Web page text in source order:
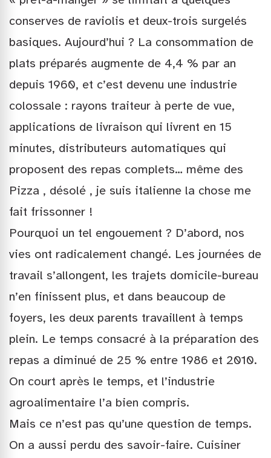
conserves de raviolis et deux-trois surgelés
basiques. Aujourd’hui ? La consommation de
plats préparés augmente de 4,4 % par an
depuis 1960, et c’est devenu une industrie
colossale : rayons traiteur à perte de vue,
applications de livraison qui livrent en 15
minutes, distributeurs automatiques qui
proposent des repas complets… même des
Pizza , désolé , je suis italienne la chose me
fait frissonner !
Pourquoi un tel engouement ? D’abord, nos
vies ont radicalement changé. Les journées de
travail s’allongent, les trajets domicile-bureau
n’en finissent plus, et dans beaucoup de
foyers, les deux parents travaillent à temps
plein. Le temps consacré à la préparation des
repas a diminué de 25 % entre 1986 et 2010.
On court après le temps, et l’industrie
agroalimentaire l’a bien compris.
Mais ce n’est pas qu’une question de temps.
On a aussi perdu des savoir-faire. Cuisiner